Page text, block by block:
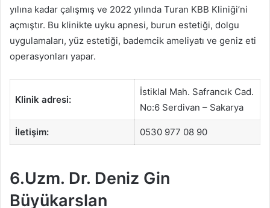
yılına kadar çalışmış ve 2022 yılında Turan KBB Kliniği’ni
açmıştır. Bu klinikte uyku apnesi, burun estetiği, dolgu
uygulamaları, yüz estetiği, bademcik ameliyatı ve geniz eti
operasyonları yapar.
Klinik adresi:
İstiklal Mah. Safrancık Cad.
No:6 Serdivan – Sakarya
İletişim: 0530 977 08 90
6.Uzm. Dr. Deniz Gin
Büyükarslan